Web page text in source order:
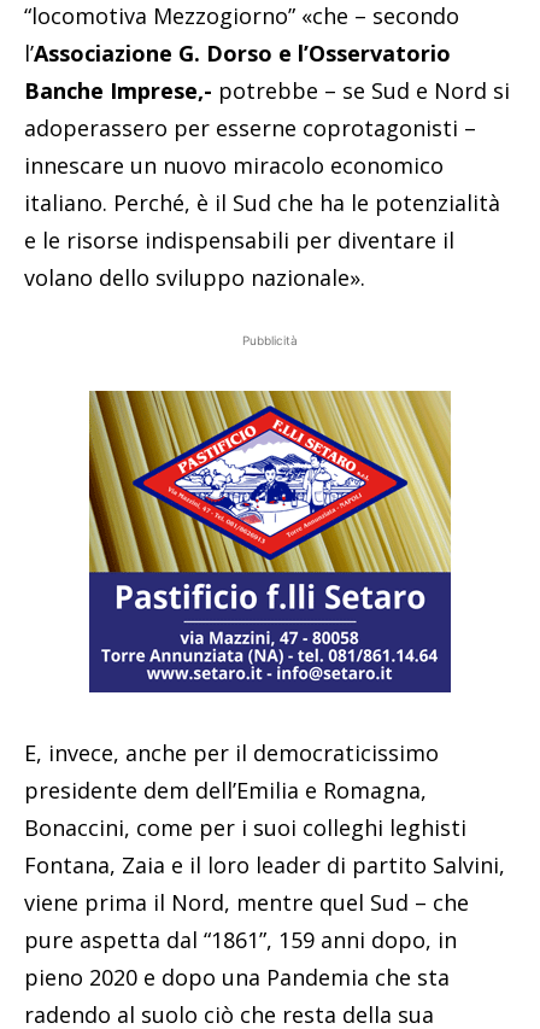
“locomotiva Mezzogiorno” «che – secondo
l’Associazione G. Dorso e l’Osservatorio
Banche Imprese,- potrebbe – se Sud e Nord si
adoperassero per esserne coprotagonisti –
innescare un nuovo miracolo economico
italiano. Perché, è il Sud che ha le potenzialità
e le risorse indispensabili per diventare il
volano dello sviluppo nazionale».
Pubblicità
E, invece, anche per il democraticissimo
presidente dem dell’Emilia e Romagna,
Bonaccini, come per i suoi colleghi leghisti
Fontana, Zaia e il loro leader di partito Salvini,
viene prima il Nord, mentre quel Sud – che
pure aspetta dal “1861”, 159 anni dopo, in
pieno 2020 e dopo una Pandemia che sta
radendo al suolo ciò che resta della sua